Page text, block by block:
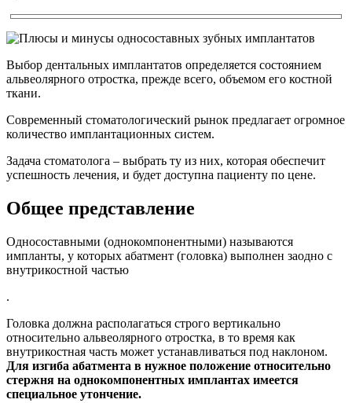
Выбор дентальных имплантатов определяется состоянием
альвеолярного отростка, прежде всего, объемом его костной
ткани.
Современный стоматологический рынок предлагает огромное
количество имплантационных систем.
Задача стоматолога – выбрать ту из них, которая обеспечит
успешность лечения, и будет доступна пациенту по цене.
Общее представление
Односоставными (однокомпонентными) называются
импланты, у которых абатмент (головка) выполнен заодно с
внутрикостной частью
.
Головка должна располагаться строго вертикально
относительно альвеолярного отростка, в то время как
внутрикостная часть может устанавливаться под наклоном.
Для изгиба абатмента в нужное положение относительно
стержня на однокомпонентных имплантах имеется
специальное утончение.